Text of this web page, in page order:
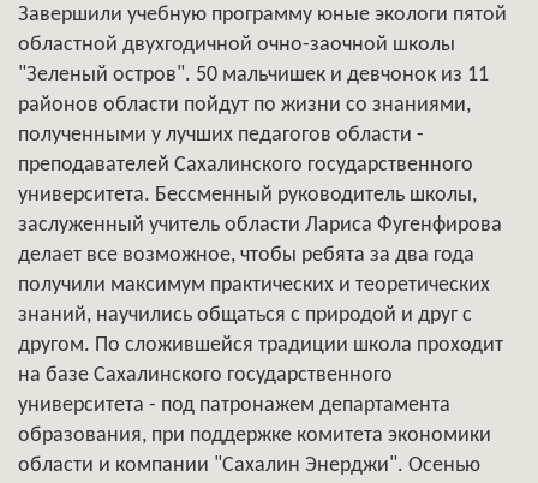
Завершили учебную программу юные экологи пятой
областной двухгодичной очно-заочной школы
"Зеленый остров". 50 мальчишек и девчонок из 11
районов области пойдут по жизни со знаниями,
полученными у лучших педагогов области -
преподавателей Сахалинского государственного
университета. Бессменный руководитель школы,
заслуженный учитель области Лариса Фугенфирова
делает все возможное, чтобы ребята за два года
получили максимум практических и теоретических
знаний, научились общаться с природой и друг с
другом. По сложившейся традиции школа проходит
на базе Сахалинского государственного
университета - под патронажем департамента
образования, при поддержке комитета экономики
области и компании "Сахалин Энерджи". Осенью